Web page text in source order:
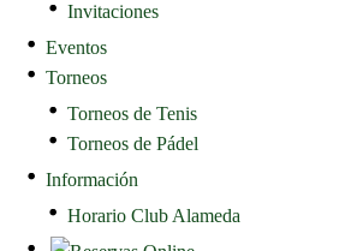
Invitaciones
Eventos
Torneos
Torneos de Tenis
Torneos de Pádel
Información
Horario Club Alameda